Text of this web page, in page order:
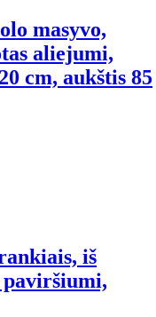
masyvo,
aliejumi,
cm, aukštis 85
iš
paviršiumi,